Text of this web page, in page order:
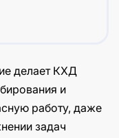
делает КХД
и
работу, даже
задач